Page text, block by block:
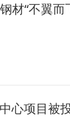
材“不翼而
心项目被